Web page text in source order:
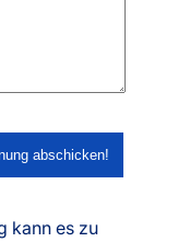
kann es zu